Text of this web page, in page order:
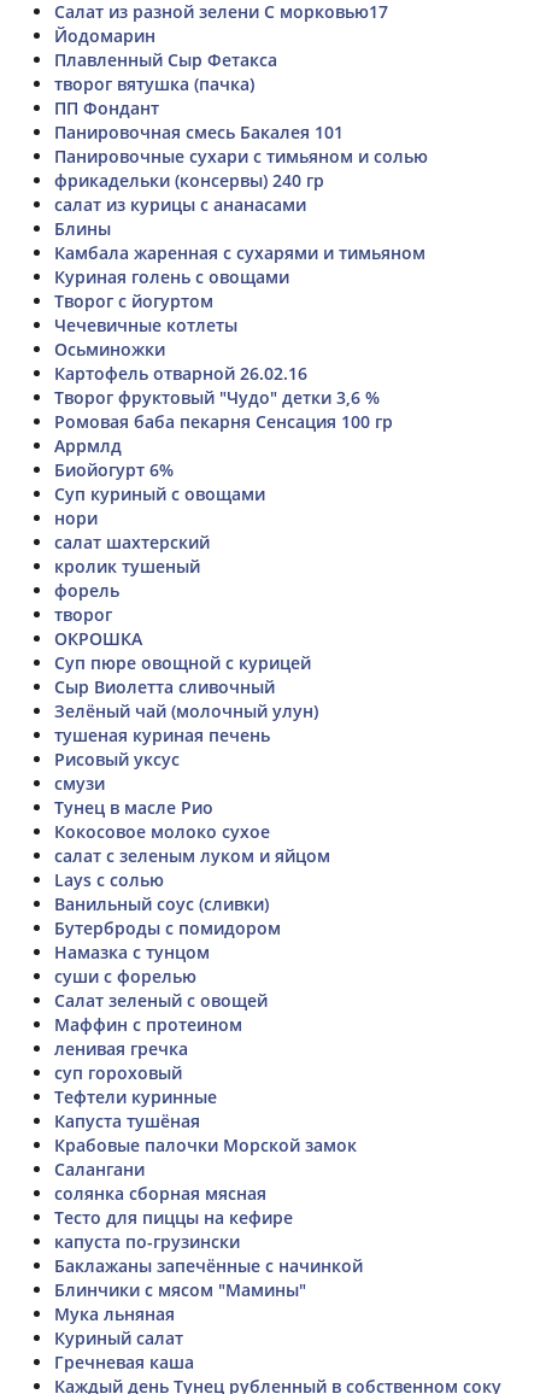
Салат из разной зелени С морковью17
Йодомарин
Плавленный Сыр Фетакса
творог вятушка (пачка)
ПП Фондант
Панировочная смесь Бакалея 101
Панировочные сухари с тимьяном и солью
фрикадельки (консервы) 240 гр
салат из курицы с ананасами
Блины
Камбала жаренная с сухарями и тимьяном
Куриная голень с овощами
Творог с йогуртом
Чечевичные котлеты
Осьминожки
Картофель отварной 26.02.16
Творог фруктовый "Чудо" детки 3,6 %
Ромовая баба пекарня Сенсация 100 гр
Аррмлд
Биойогурт 6%
Суп куриный с овощами
нори
салат шахтерский
кролик тушеный
форель
творог
ОКРОШКА
Суп пюре овощной с курицей
Сыр Виолетта сливочный
Зелёный чай (молочный улун)
тушеная куриная печень
Рисовый уксус
смузи
Тунец в масле Рио
Кокосовое молоко сухое
салат с зеленым луком и яйцом
Lays с солью
Ванильный соус (сливки)
Бутерброды с помидором
Намазка с тунцом
суши с форелью
Салат зеленый с овощей
Маффин с протеином
ленивая гречка
суп гороховый
Тефтели куринные
Капуста тушёная
Крабовые палочки Морской замок
Cалангани
солянка сборная мясная
Тесто для пиццы на кефире
капуста по-грузински
Баклажаны запечённые с начинкой
Блинчики с мясом "Мамины"
Мука льняная
Куриный салат
Гречневая каша
Каждый день Тунец рубленный в собственном соку